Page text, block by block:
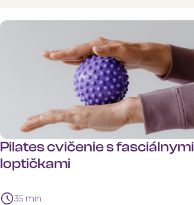
Pilates cvičenie s fasciálnymi
loptičkami
35 min